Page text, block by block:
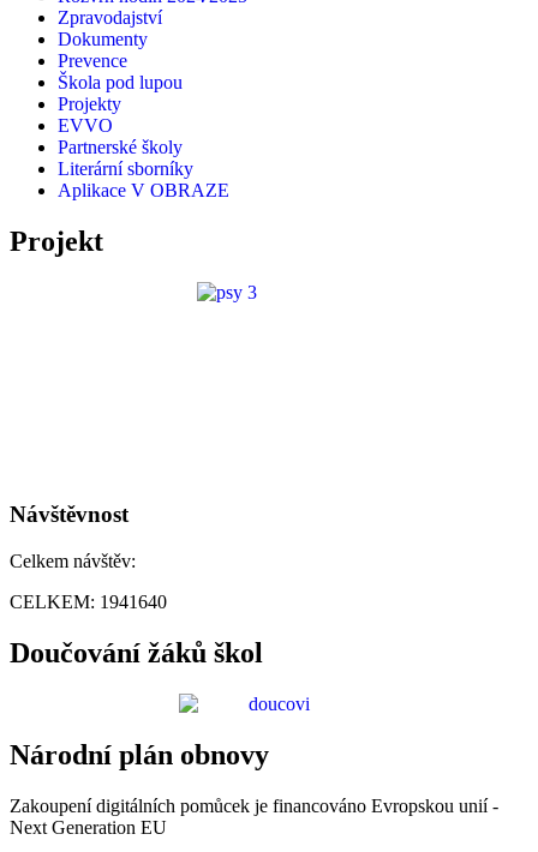
Zpravodajství
Dokumenty
Prevence
Škola pod lupou
Projekty
EVVO
Partnerské školy
Literární sborníky
Aplikace V OBRAZE
Projekt
Návštěvnost
Celkem návštěv:
CELKEM: 1941640
Doučování žáků škol
Národní plán obnovy
Zakoupení digitálních pomůcek je financováno Evropskou unií -
Next Generation EU